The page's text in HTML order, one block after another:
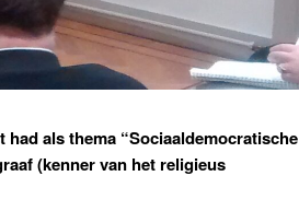
als thema “Sociaaldemocratische
(kenner van het religieus